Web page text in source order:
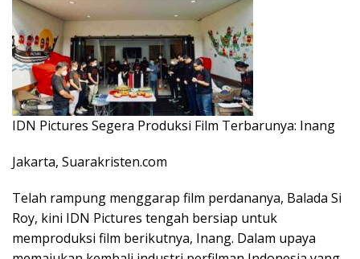
IDN Pictures Segera Produksi Film Terbarunya: Inang
Jakarta, Suarakristen.com
Telah rampung menggarap film perdananya, Balada Si
Roy, kini IDN Pictures tengah bersiap untuk
memproduksi film berikutnya, Inang. Dalam upaya